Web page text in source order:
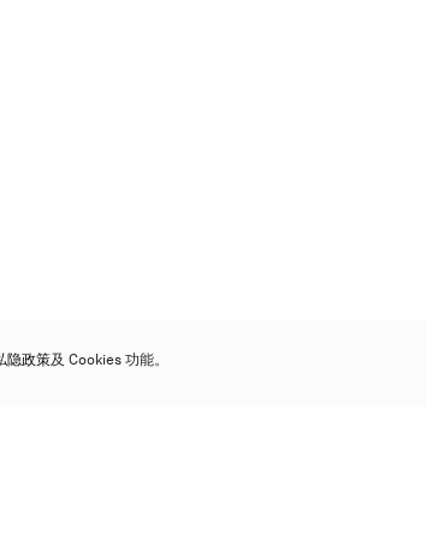
隐政策及 Cookies 功能。